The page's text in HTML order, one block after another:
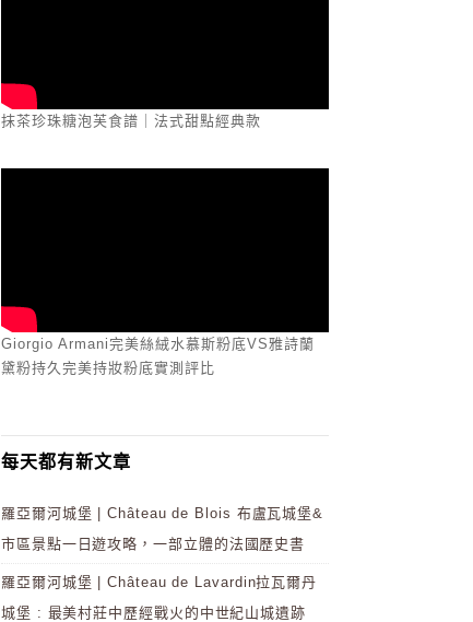
抹茶珍珠糖泡芙食譜｜法式甜點經典款
Giorgio Armani完美絲絨水慕斯粉底VS雅詩蘭
黛粉持久完美持妝粉底實測評比
每天都有新文章
羅亞爾河城堡 | Château de Blois 布盧瓦城堡&
市區景點一日遊攻略，一部立體的法國歷史書
羅亞爾河城堡 | Château de Lavardin拉瓦爾丹
城堡 : 最美村莊中歷經戰火的中世紀山城遺跡